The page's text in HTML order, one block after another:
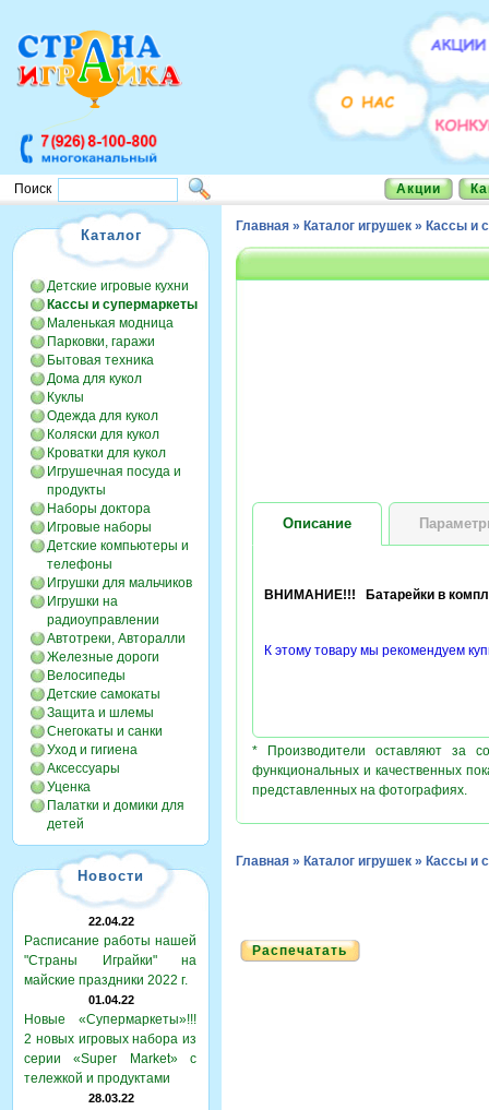
Поиск Акции
Каталог
Детские игровые кухни
Кассы и супермаркеты
Маленькая модница
Парковки, гаражи
Бытовая техника
Дома для кукол
Куклы
Одежда для кукол
Коляски для кукол
Кроватки для кукол
Игрушечная посуда и
продукты
Наборы доктора
Игровые наборы
Детские компьютеры и
телефоны
Игрушки для мальчиков
Игрушки на
радиоуправлении
Автотреки, Авторалли
Железные дороги
Велосипеды
Детские самокаты
Защита и шлемы
Снегокаты и санки
Уход и гигиена
Аксессуары
Уценка
Палатки и домики для
детей
Новости
22.04.22
Расписание работы нашей
"Страны Играйки" на
майские праздники 2022 г.
01.04.22
Новые «Супермаркеты»!!!
2 новых игровых набора из
серии «Super Market» с
тележкой и продуктами
28.03.22
Главная » Каталог игрушек » Кассы и
Описание
ВНИМАНИЕ!!! Батарейки в
К этому товару мы рекомендуем
* Производители оставляют за
функциональных и качественных
представленных на фотографиях.
Главная » Каталог игрушек » Кассы и
Распечатать